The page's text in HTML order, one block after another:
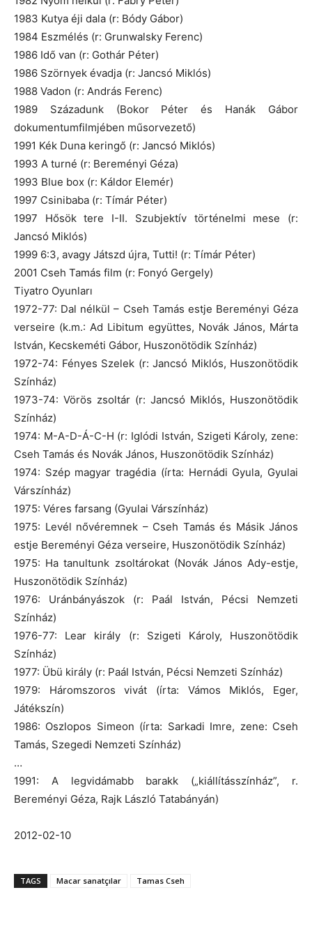
1983 Kutya éji dala (r: Bódy Gábor)
1984 Eszmélés (r: Grunwalsky Ferenc)
1986 Idő van (r: Gothár Péter)
1986 Szörnyek évadja (r: Jancsó Miklós)
1988 Vadon (r: András Ferenc)
1989 Századunk (Bokor Péter és Hanák Gábor
dokumentumfilmjében műsorvezető)
1991 Kék Duna keringő (r: Jancsó Miklós)
1993 A turné (r: Bereményi Géza)
1993 Blue box (r: Káldor Elemér)
1997 Csinibaba (r: Tímár Péter)
1997 Hősök tere I-II. Szubjektív történelmi mese (r:
Jancsó Miklós)
1999 6:3, avagy Játszd újra, Tutti! (r: Tímár Péter)
2001 Cseh Tamás film (r: Fonyó Gergely)
Tiyatro Oyunları
1972-77: Dal nélkül – Cseh Tamás estje Bereményi Géza
verseire (k.m.: Ad Libitum együttes, Novák János, Márta
István, Kecskeméti Gábor, Huszonötödik Színház)
1972-74: Fényes Szelek (r: Jancsó Miklós, Huszonötödik
Színház)
1973-74: Vörös zsoltár (r: Jancsó Miklós, Huszonötödik
Színház)
1974: M-A-D-Á-C-H (r: Iglódi István, Szigeti Károly, zene:
Cseh Tamás és Novák János, Huszonötödik Színház)
1974: Szép magyar tragédia (írta: Hernádi Gyula, Gyulai
Várszínház)
1975: Véres farsang (Gyulai Várszínház)
1975: Levél nővéremnek – Cseh Tamás és Másik János
estje Bereményi Géza verseire, Huszonötödik Színház)
1975: Ha tanultunk zsoltárokat (Novák János Ady-estje,
Huszonötödik Színház)
1976: Uránbányászok (r: Paál István, Pécsi Nemzeti
Színház)
1976-77: Lear király (r: Szigeti Károly, Huszonötödik
Színház)
1977: Übü király (r: Paál István, Pécsi Nemzeti Színház)
1979: Háromszoros vivát (írta: Vámos Miklós, Eger,
Játékszín)
1986: Oszlopos Simeon (írta: Sarkadi Imre, zene: Cseh
Tamás, Szegedi Nemzeti Színház)
…
1991: A legvidámabb barakk („kiállításszínház”, r.
Bereményi Géza, Rajk László Tatabányán)
2012-02-10
TAGS Macar sanatçılar Tamas Cseh